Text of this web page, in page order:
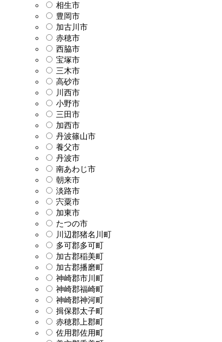
相生市
豊岡市
加古川市
赤穂市
西脇市
宝塚市
三木市
高砂市
川西市
小野市
三田市
加西市
丹波篠山市
養父市
丹波市
南あわじ市
朝来市
淡路市
宍粟市
加東市
たつの市
川辺郡猪名川町
多可郡多可町
加古郡稲美町
加古郡播磨町
神崎郡市川町
神崎郡福崎町
神崎郡神河町
揖保郡太子町
赤穂郡上郡町
佐用郡佐用町